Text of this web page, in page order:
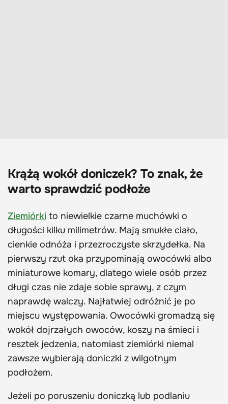
Krążą wokół doniczek? To znak, że
warto sprawdzić podłoże
Ziemiórki to niewielkie czarne muchówki o
długości kilku milimetrów. Mają smukłe ciało,
cienkie odnóża i przezroczyste skrzydełka. Na
pierwszy rzut oka przypominają owocówki albo
miniaturowe komary, dlatego wiele osób przez
długi czas nie zdaje sobie sprawy, z czym
naprawdę walczy. Najłatwiej odróżnić je po
miejscu występowania. Owocówki gromadzą się
wokół dojrzałych owoców, koszy na śmieci i
resztek jedzenia, natomiast ziemiórki niemal
zawsze wybierają doniczki z wilgotnym
podłożem.
Jeżeli po poruszeniu doniczką lub podlaniu